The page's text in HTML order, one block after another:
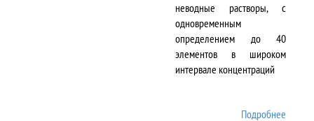
неводные растворы, с
одновременным
определением до 40
элементов в широком
интервале концентраций
Подробнее